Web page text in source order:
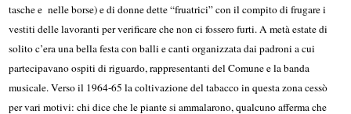
tasche e nelle borse) e di donne dette “fruatrici” con il compito di frugare i
vestiti delle lavoranti per verificare che non ci fossero furti. A metà estate di
solito c’era una bella festa con balli e canti organizzata dai padroni a cui
partecipavano ospiti di riguardo, rappresentanti del Comune e la banda
musicale. Verso il 1964-65 la coltivazione del tabacco in questa zona cessò
per vari motivi: chi dice che le piante si ammalarono, qualcuno afferma che